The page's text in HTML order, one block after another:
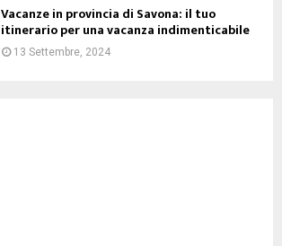
Vacanze in provincia di Savona: il tuo
itinerario per una vacanza indimenticabile
13 Settembre, 2024